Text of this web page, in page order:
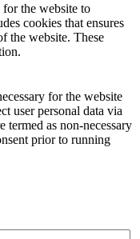
for the website to
cookies that ensures
the website. These
for the website
user personal data via
termed as non-necessary
prior to running